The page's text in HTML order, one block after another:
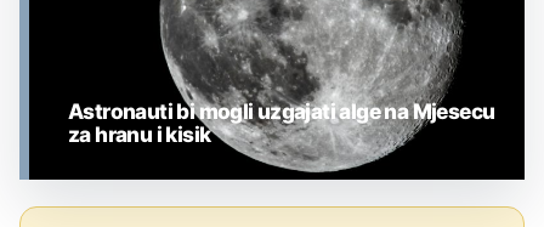
Astronauti bi mogli uzgajati alge na Mjesecu
za hranu i kisik